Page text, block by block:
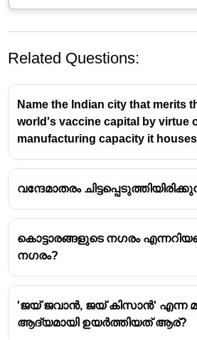
Related Questions:
Name the Indian city that merits
world's vaccine capital by virtue
manufacturing capacity it
വന്ദേമാതരം
കൊട്ടാരങ്ങളുടെ നഗരം
നഗരം?
'ജയ് ജവാൻ, ജയ് കിസാൻ' എന്ന
ആദ്യമായി ഉയർത്തിയത് ആര്?